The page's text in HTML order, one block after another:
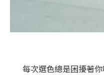
每次選色總是困擾著